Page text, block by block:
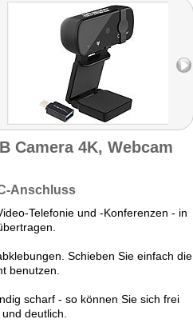
Camera 4K, Webcam
Anschluss
Telefonie und -Konferenzen - in
Schieben Sie einfach die
benutzen.
scharf - so können Sie sich frei
deutlich.